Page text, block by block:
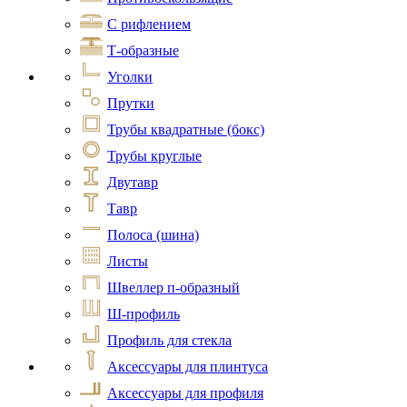
С рифлением
Т-образные
Уголки
Прутки
Трубы квадратные (бокс)
Трубы круглые
Двутавр
Тавр
Полоса (шина)
Листы
Швеллер п-образный
Ш-профиль
Профиль для стекла
Аксессуары для плинтуса
Аксессуары для профиля